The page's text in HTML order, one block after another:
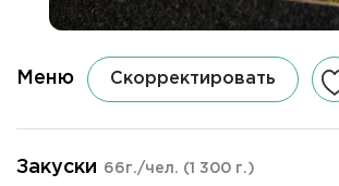
Меню Скорректировать
Закуски 66г./чел. (1 300 г.)